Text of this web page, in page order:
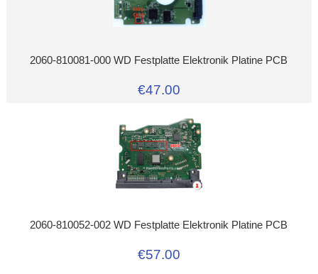
2060-810081-000 WD Festplatte Elektronik Platine PCB
€47.00
2060-810052-002 WD Festplatte Elektronik Platine PCB
€57.00